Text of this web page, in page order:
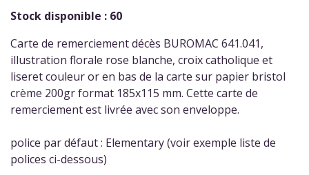
Stock disponible : 60
Carte de remerciement décès BUROMAC 641.041,
illustration florale rose blanche, croix catholique et
liseret couleur or en bas de la carte sur papier bristol
crème 200gr format 185x115 mm. Cette carte de
remerciement est livrée avec son enveloppe.
police par défaut : Elementary (voir exemple liste de
polices ci-dessous)